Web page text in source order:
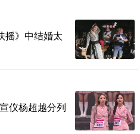
摇》中结婚太
仪杨超越分列